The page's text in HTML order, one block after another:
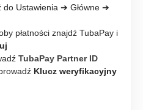
do Ustawienia ➔ Główne ➔
płatności znajdź TubaPay i
TubaPay Partner ID
Klucz weryfikacyjny